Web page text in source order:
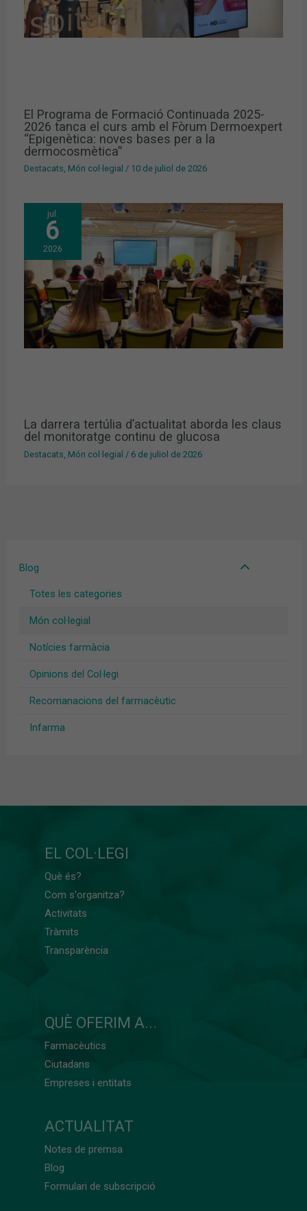
Blog
Totes les categories
Món col·legial
Notícies farmàcia
Opinions del Col·legi
Recomanacions del farmacèutic
Infarma
El Programa de Formació Continuada 2025-
2026 tanca el curs amb el Fòrum Dermoexpert
“Epigenètica: noves bases per a la
dermocosmètica”
Destacats Món col·legial / 10 de juliol de 2026
jul.
6
2026
La darrera tertúlia d’actualitat aborda les claus
del monitoratge continu de glucosa
Destacats Món col·legial / 6 de juliol de 2026
EL COL·LEGI
Què és?
Com s'organitza?
Activitats
Tràmits
Transparència
QUÈ OFERIM A...
Farmacèutics
Ciutadans
Empreses i entitats
ACTUALITAT
Notes de premsa
Blog
Formulari de subscripció